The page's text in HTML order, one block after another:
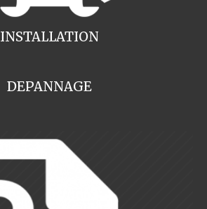
INSTALLATION
DEPANNAGE